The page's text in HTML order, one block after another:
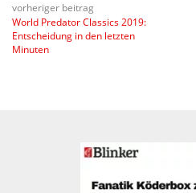
vorheriger beitrag
World Predator Classics 2019:
Entscheidung in den letzten
Minuten